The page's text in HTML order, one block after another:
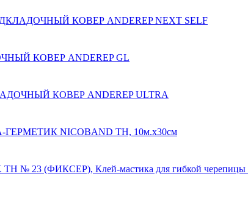
КОВЕР ANDEREP NEXT SELF
КОВЕР ANDEREP GL
КОВЕР ANDEREP ULTRA
NICOBAND ТН, 10м.х30см
Клей-мастика для гибкой